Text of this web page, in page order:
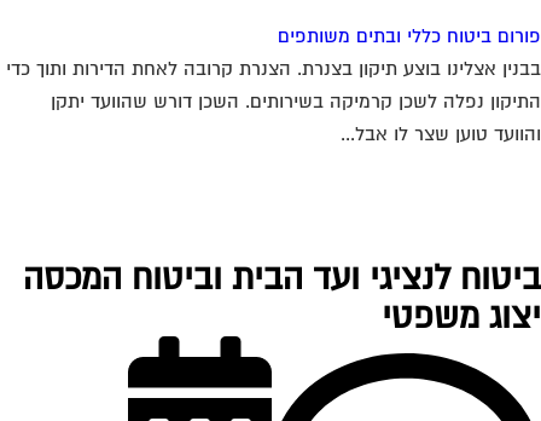
ביטוח כללי ובתים משותפים
אצלינו בוצע תיקון בצנרת. הצנרת קרובה לאחת הדירות ותוך כדי
נפלה לשכן קרמיקה בשירותים. השכן דורש שהוועד יתקן
טוען שצר לו אבל...
לנציגי ועד הבית וביטוח המכסה
משפטי